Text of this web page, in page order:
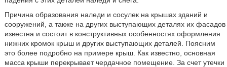
Причина образования наледи и сосулек на крышах зданий и
сооружений, а также на других выступающих деталях их фасадов
известна и состоит в конструктивных особенностях оформления
нижних кромок крыш и других выступающих деталей. Поясним
это более подробно на примере крыш. Как известно, основная
масса крыши перекрывает чердачное помещение. За счет утечки